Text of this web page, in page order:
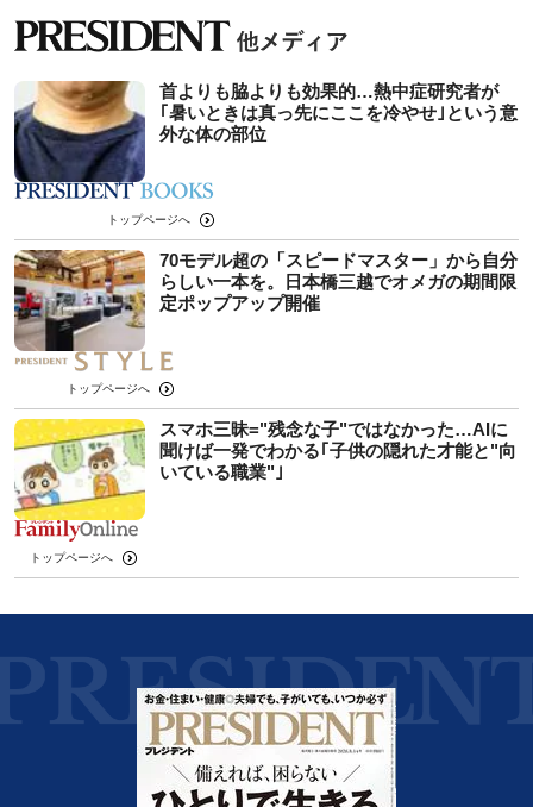
首よりも脇よりも効果的…熱中症研究者が
｢暑いときは真っ先にここを冷やせ｣という意
外な体の部位
トップページへ
70モデル超の「スピードマスター」から自分
らしい一本を。日本橋三越でオメガの期間限
定ポップアップ開催
トップページへ
スマホ三昧="残念な子"ではなかった…AIに
聞けば一発でわかる｢子供の隠れた才能と"向
いている職業"｣
トップページへ